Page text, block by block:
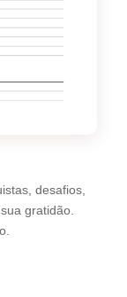
desafios,
gratidão.